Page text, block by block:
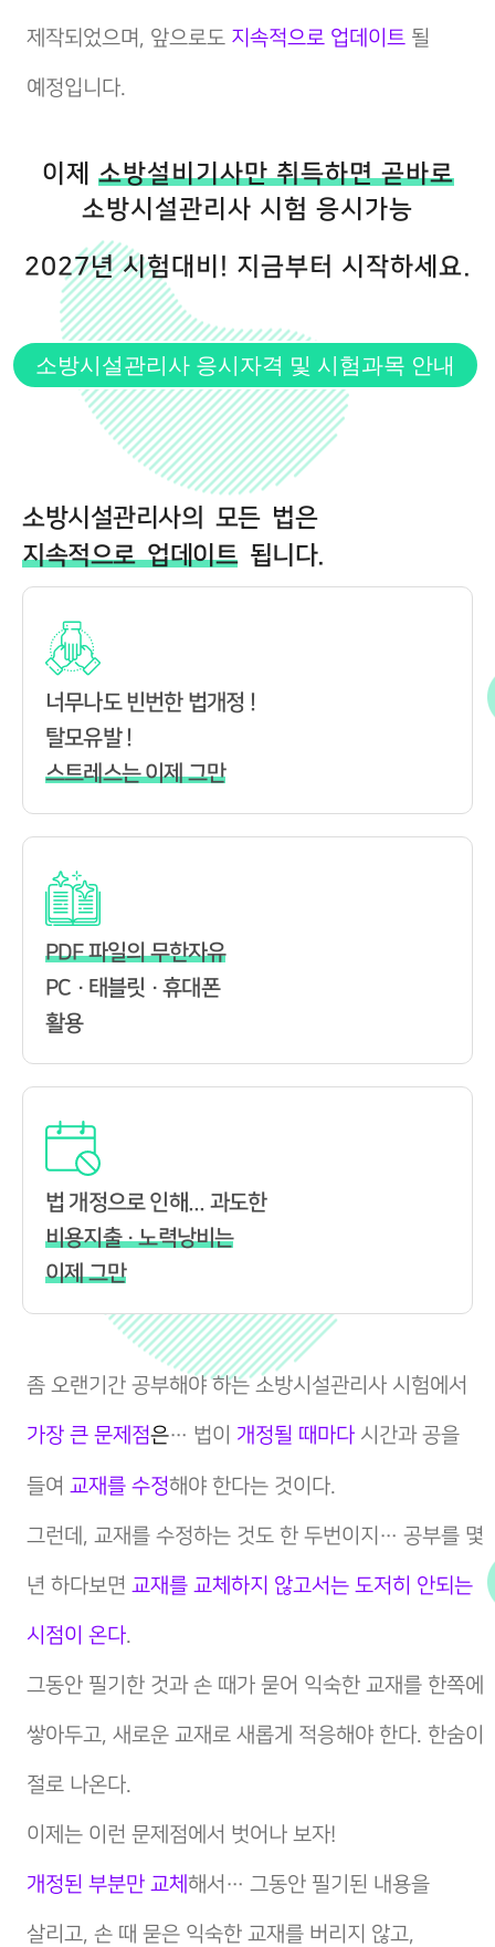
제작되었으며, 앞으로도 지속적으로 업데이트 될
예정입니다.
이제 소방설비기사만 취득하면 곧바로
소방시설관리사 시험 응시가능
2027년 시험대비! 지금부터 시작하세요.
소방시설관리사 응시자격 및 시험과목 안내
소방시설관리사의 모든 법은
지속적으로 업데이트됩니다.
너무나도 빈번한 법개정 !
탈모유발 !
스트레스는 이제 그만
PDF 파일의 무한자유
PC · 태블릿 · 휴대폰
활용
법 개정으로 인해... 과도한
비용지출 · 노력낭비는
이제 그만
좀 오랜기간 공부해야 하는 소방시설관리사 시험에서
가장 큰 문제점은… 법이 개정될 때마다 시간과 공을
들여 교재를 수정해야 한다는 것이다.
그런데, 교재를 수정하는 것도 한 두번이지… 공부를 몇
년 하다보면 교재를 교체하지 않고서는 도저히 안되는
시점이 온다.
그동안 필기한 것과 손 때가 묻어 익숙한 교재를 한쪽에
쌓아두고, 새로운 교재로 새롭게 적응해야 한다. 한숨이
절로 나온다.
이제는 이런 문제점에서 벗어나 보자!
개정된 부분만 교체 해서… 그동안 필기된 내용을
살리고, 손 때 묻은 익숙한 교재를 버리지 않고,